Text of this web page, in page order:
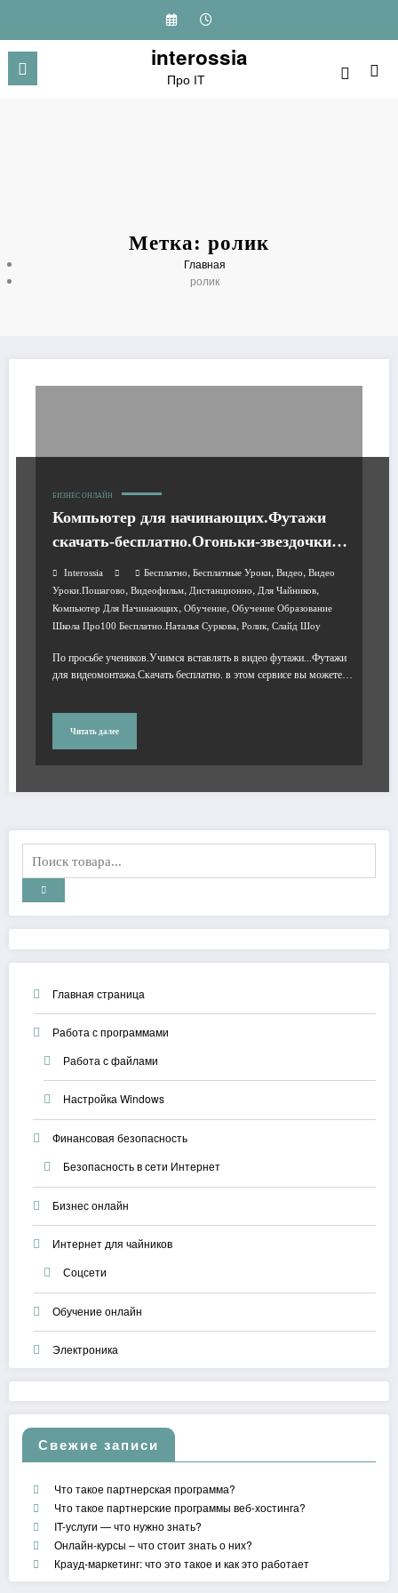
содержимому
interossia
Про IT
Метка: ролик
Главная
ролик
БИЗНЕС ОНЛАЙН
Компьютер для начинающих.Футажи
скачать-бесплатно.Огоньки-звездочки…
Interossia Бесплатно, Бесплатные Уроки, Видео, Видео
Уроки.пошагово, Видеофильм, Дистанционно, Для Чайников,
Компьютер Для Начинающих, Обучение, Обучение Образование
Школа Про100 Бесплатно.Наталья Суркова, Ролик, Слайд Шоу
По просьбе учеников.Учимся вставлять в видео футажи...Футажи
для видеомонтажа.Скачать бесплатно. в этом сервисе вы можете…
Читать далее
Главная страница
Работа с программами
Работа с файлами
Настройка Windows
Финансовая безопасность
Безопасность в сети Интернет
Бизнес онлайн
Интернет для чайников
Соцсети
Обучение онлайн
Электроника
Свежие записи
Что такое партнерская программа?
Что такое партнерские программы веб-хостинга?
IT-услуги — что нужно знать?
Онлайн-курсы – что стоит знать о них?
Крауд-маркетинг: что это такое и как это работает